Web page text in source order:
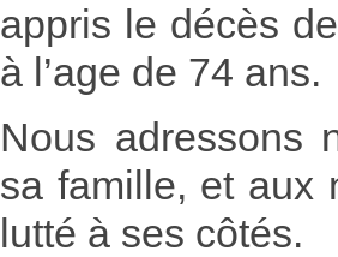
appris le décès
à l’age de 74 ans.
Nous adressons
sa famille, et aux
lutté à ses côtés.